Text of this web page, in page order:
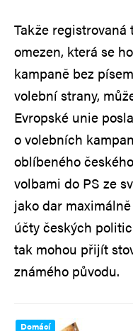
Takže
omezen, která se
kampaně bez
volební strany,
Evropské unie
o volebních
oblíbeného
volbami do PS ze
jako dar
účty českých
tak mohou přijít
známého původu.
Domácí